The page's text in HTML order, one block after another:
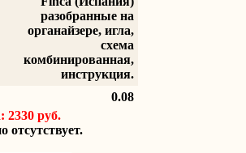
разобранные на
органайзере, игла,
схема
комбинированная,
инструкция.
0.08
2330 руб.
отсутствует.